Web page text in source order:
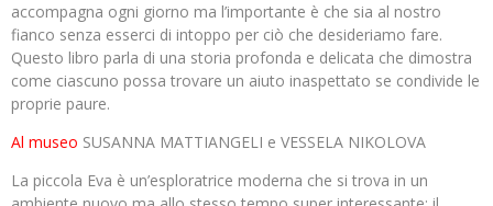
accompagna ogni giorno ma l’importante è che sia al nostro
fianco senza esserci di intoppo per ciò che desideriamo fare.
Questo libro parla di una storia profonda e delicata che dimostra
come ciascuno possa trovare un aiuto inaspettato se condivide le
proprie paure.
Al museo SUSANNA MATTIANGELI e VESSELA NIKOLOVA
La piccola Eva è un’esploratrice moderna che si trova in un